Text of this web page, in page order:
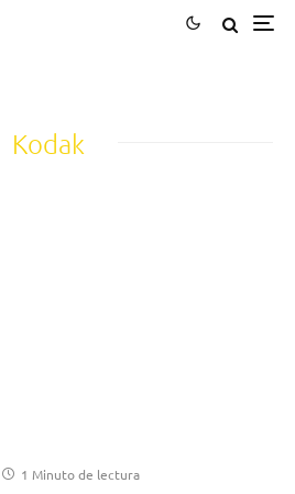
Kodak
1 Minuto de lectura